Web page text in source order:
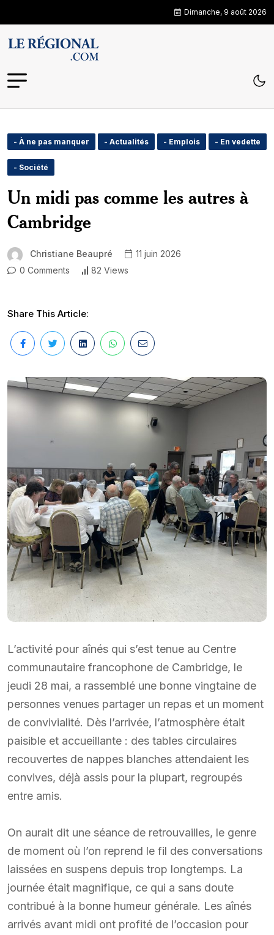
Dimanche, 9 août 2026
- À ne pas manquer - Actualités - Emplois - En vedette
- Société
Un midi pas comme les autres à
Cambridge
Christiane Beaupré
11 juin 2026
0 Comments
82 Views
Share This Article:
L’activité pour aînés qui s’est tenue au Centre
communautaire francophone de Cambridge, le
jeudi 28 mai, a rassemblé une bonne vingtaine de
personnes venues partager un repas et un moment
de convivialité. Dès l’arrivée, l’atmosphère était
paisible et accueillante : des tables circulaires
recouvertes de nappes blanches attendaient les
convives, déjà assis pour la plupart, regroupés
entre amis.
On aurait dit une séance de retrouvailles, le genre
de moment où l’on reprend le fil des conversations
laissées en suspens depuis trop longtemps. La
journée était magnifique, ce qui a sans doute
contribué à la bonne humeur générale. Les aînés
arrivés avant midi ont profité de l’occasion pour